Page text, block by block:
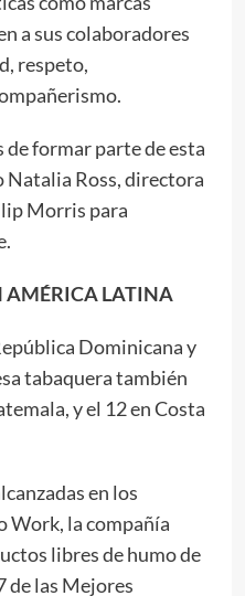
a sus colaboradores
respeto,
formar parte de esta
Natalia Ross, directora
Morris para
AMÉRICA LATINA
Dominicana y
tabaquera también
y el 12 en Costa
en los
Work, la compañía
libres de humo de
de las Mejores